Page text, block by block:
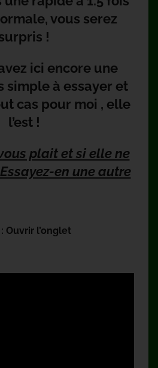
vous serez
!
ici encore une
simple à essayer et
cas pour moi , elle
l’est !
plait et si elle ne
en une autre
Ouvrir l’onglet